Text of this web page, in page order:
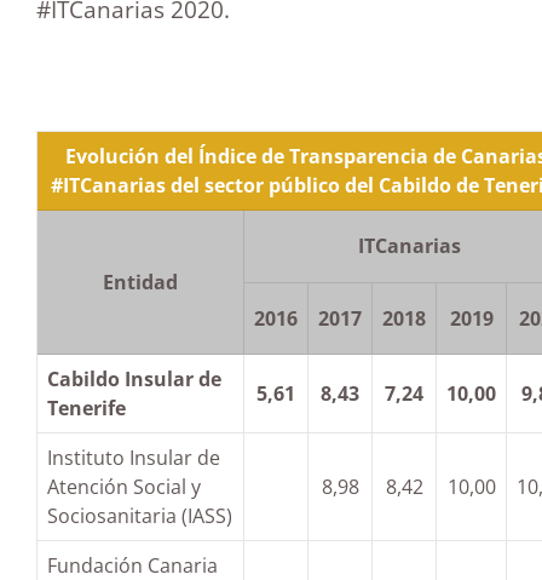
#ITCanarias 2020.
Evolución del Índice de Transparencia de
#ITCanarias del sector público del Cabildo de
Entidad
ITCanarias
2016 2017 2018 2019
Cabildo Insular de
Tenerife
5,61 8,43 7,24 10,00
Instituto Insular de
Atención Social y
Sociosanitaria (IASS)
8,98 8,42 10,00
Fundación Canaria